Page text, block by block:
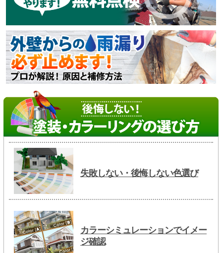
失敗しない・後悔しない色選び
カラーシミュレーションでイメー
ジ確認